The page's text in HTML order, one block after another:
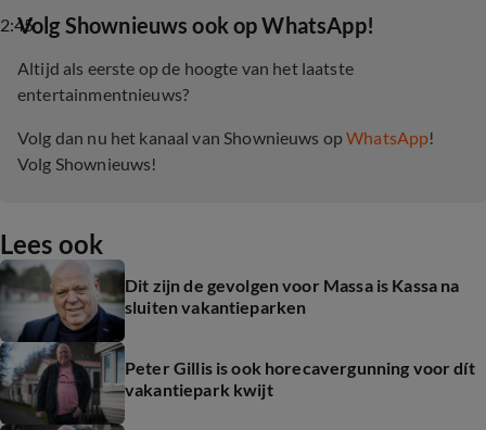
2:45‎Volg Shownieuws ook op WhatsApp!
Altijd als eerste op de hoogte van het laatste
entertainmentnieuws?
Volg dan nu het kanaal van Shownieuws opWhatsApp!
Volg Shownieuws!
Lees ook
Dit zijn de gevolgen voor Massa is Kassa na
sluiten vakantieparken
Peter Gillis is ook horecavergunning voor dít
vakantiepark kwijt